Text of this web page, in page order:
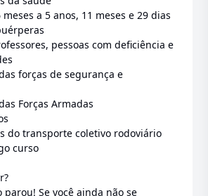
a 5 anos, 11 meses e 29 dias
pessoas com deficiência e
forças de segurança e
Forças Armadas
do transporte coletivo rodoviário
curso
parou! Se você ainda não se